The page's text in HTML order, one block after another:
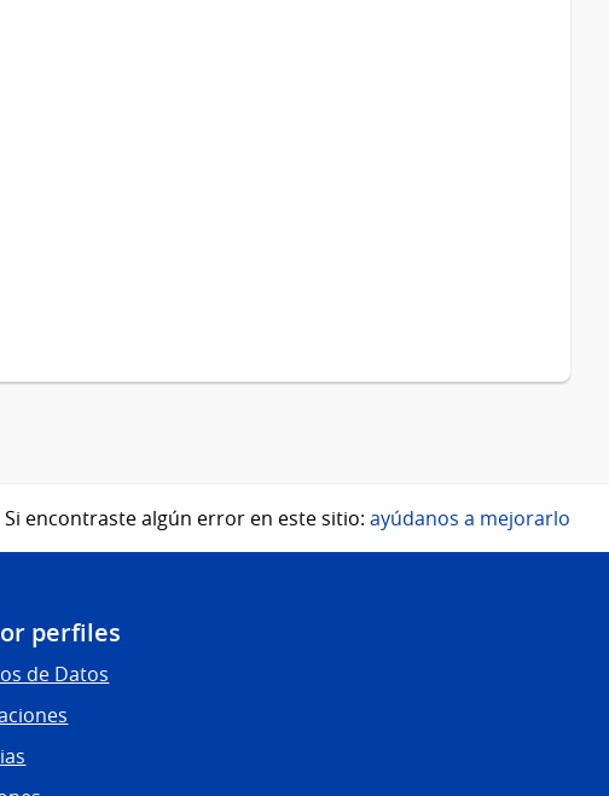
Si encontraste algún error en este sitio: ayúdanos a mejorarlo
perfiles
de Datos